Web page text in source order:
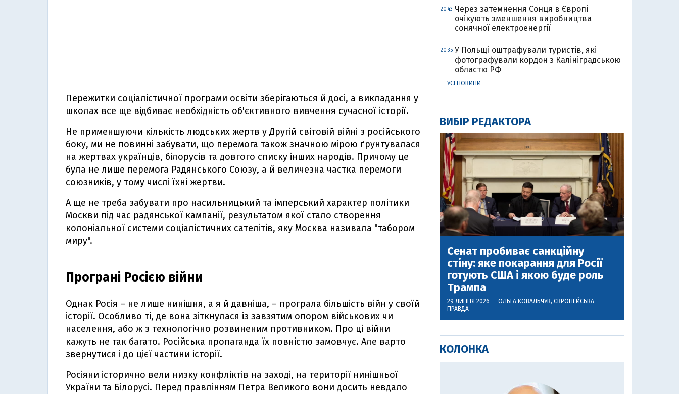
Пережитки соціалістичної програми освіти зберігаються й досі, а викладання у
школах все ще відбиває необхідність об'єктивного вивчення сучасної історії.
Не применшуючи кількість людських жертв у Другій світовій війні з російського
боку, ми не повинні забувати, що перемога також значною мірою ґрунтувалася
на жертвах українців, білорусів та довгого списку інших народів. Причому це
була не лише перемога Радянського Союзу, а й величезна частка перемоги
союзників, у тому числі їхні жертви.
А ще не треба забувати про насильницький та імперський характер політики
Москви під час радянської кампанії, результатом якої стало створення
колоніальної системи соціалістичних сателітів, яку Москва називала "табором
миру".
Програні Росією війни
Однак Росія – не лише нинішня, а я й давніша, – програла більшість війн у своїй
історії. Особливо ті, де вона зіткнулася із завзятим опором військових чи
населення, або ж з технологічно розвиненим противником. Про ці війни
кажуть не так багато. Російська пропаганда їх повністю замовчує. Але варто
звернутися і до цієї частини історії.
Росіяни історично вели низку конфліктів на заході, на території нинішньої
України та Білорусі. Перед правлінням Петра Великого вони досить невдало
20:43 Через затемнення Сонця в Європі
очікують зменшення виробництва
сонячної електроенергії
20:35 У Польщі оштрафували туристів, які
фотографували кордон з Калініградською
областю РФ
УСІ НОВИНИ
ВИБІР РЕДАКТОРА
Сенат пробиває санкційну
стіну: яке покарання для Росії
готують США і якою буде роль
Трампа
29 ЛИПНЯ 2026 — ОЛЬГА КОВАЛЬЧУК, ЄВРОПЕЙСЬКА
ПРАВДА
КОЛОНКА